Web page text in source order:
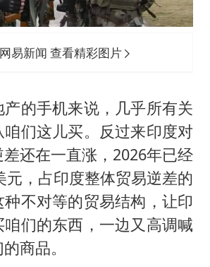
易新闻 查看精彩图片
的手机来说，几乎所有关
们这儿买。反过来印度对
还在一直涨，2026年已经
元，占印度整体贸易逆差的
不对等的贸易结构，让印
咱们的东西，一边又高调喊
商品。